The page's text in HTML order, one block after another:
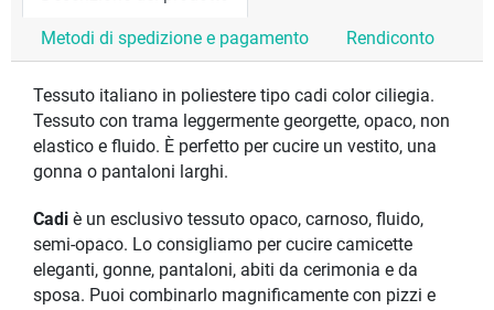
Metodi di spedizione e pagamento Rendiconto
Tessuto italiano in poliestere tipo cadi color ciliegia.
Tessuto con trama leggermente georgette, opaco, non
elastico e fluido. È perfetto per cucire un vestito, una
gonna o pantaloni larghi.
Cadi è un esclusivo tessuto opaco, carnoso, fluido,
semi-opaco. Lo consigliamo per cucire camicette
eleganti, gonne, pantaloni, abiti da cerimonia e da
sposa. Puoi combinarlo magnificamente con pizzi e